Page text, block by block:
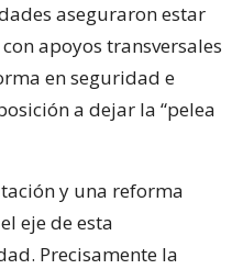
aseguraron estar
apoyos transversales
en seguridad e
a dejar la “pelea
y una reforma
eje de esta
Precisamente la